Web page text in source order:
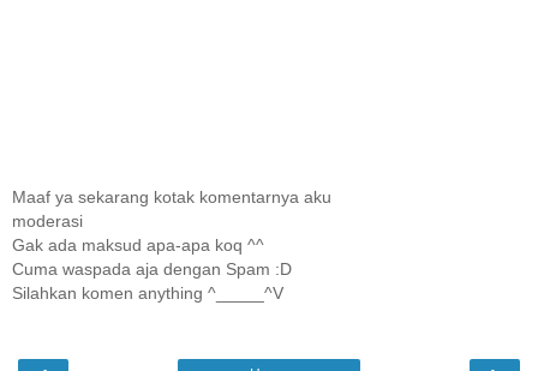
Maaf ya sekarang kotak komentarnya aku
moderasi
Gak ada maksud apa-apa koq ^^
Cuma waspada aja dengan Spam :D
Silahkan komen anything ^_____^V